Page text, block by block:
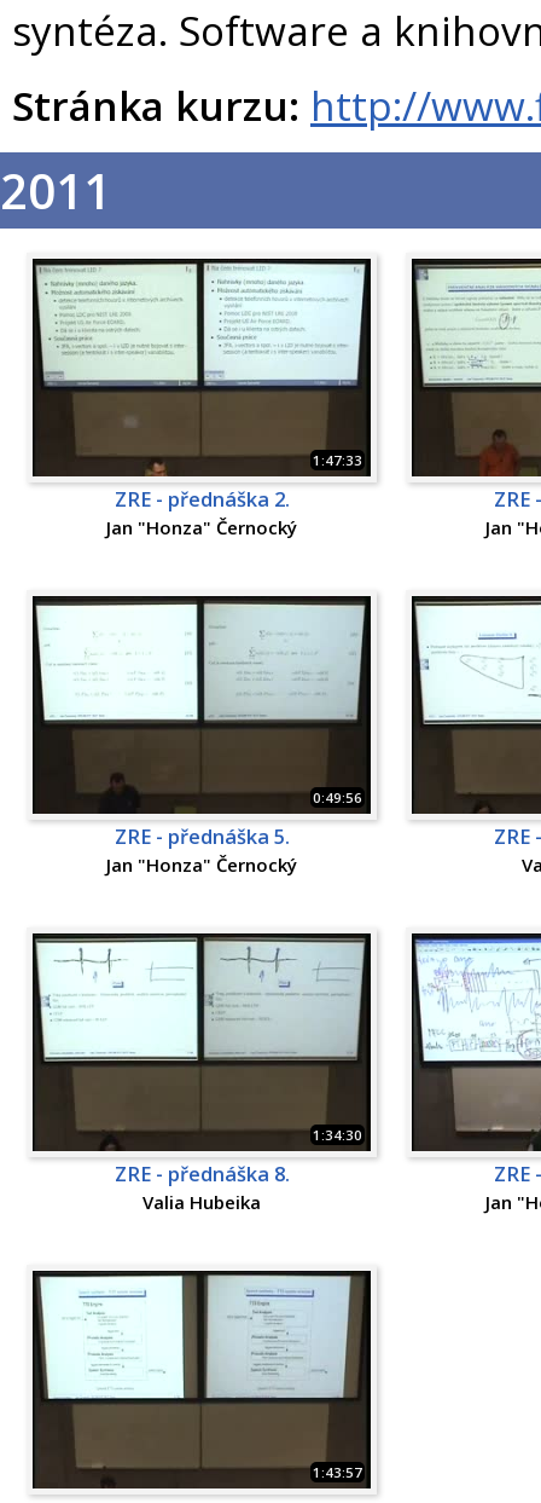
syntéza. Software a
Stránka kurzu: http://
2011
1:47:33
ZRE - přednáška 2.
Jan "Honza" Černocký
ZRE
Jan
0:49:56
ZRE - přednáška 5.
Jan "Honza" Černocký
ZRE
1:34:30
ZRE - přednáška 8.
Valia Hubeika
ZRE
Jan
1:43:57